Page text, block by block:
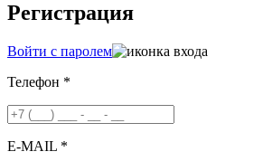
Регистрация
Войти с паролем
Телефон *
E-MAIL *